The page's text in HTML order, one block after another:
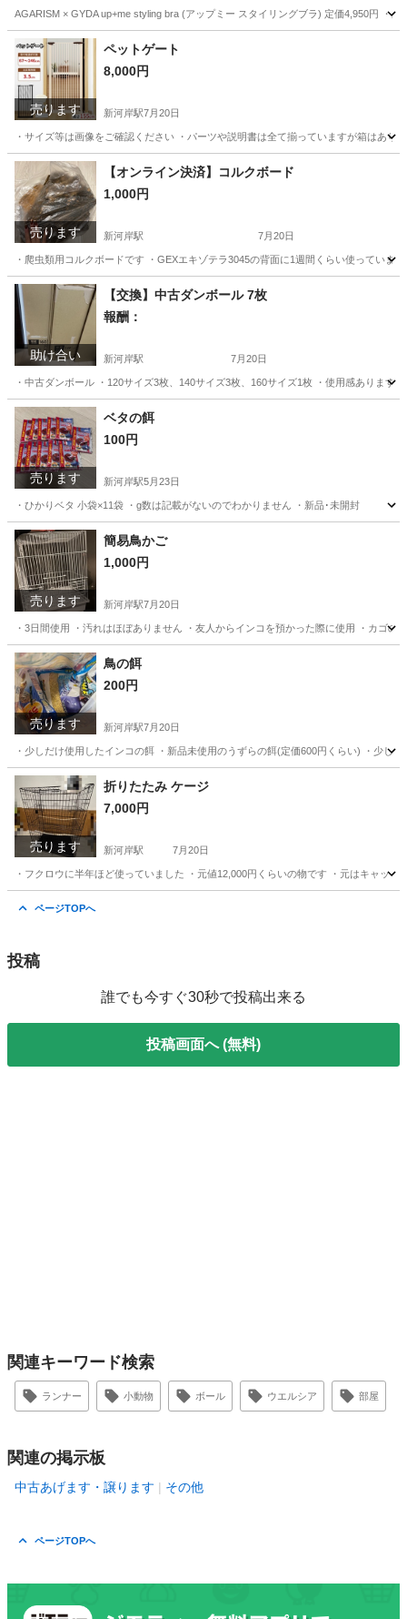
AGARISM × GYDA up+me styling bra (アップミー スタイリングブラ) 定価4,950円 ・
埼玉 川越市 新河岸駅
売ります
ペットゲート
8,000円
新河岸駅7月20日
・サイズ等は画像をご確認ください ・パーツや説明書は全て揃っていますが箱はあ
埼玉 川越市 新河岸駅 その他 ウエルシア
売ります
【オンライン決済】コルクボード
1,000円
新河岸駅 7月20日
・爬虫類用コルクボードです ・GEXエキゾテラ3045の背面に1週間くらい使ってい
埼玉 川越市 新河岸駅 その他 コルクボード
助け合い
【交換】中古ダンボール 7枚
報酬：
新河岸駅 7月20日
・中古ダンボール ・120サイズ3枚、140サイズ3枚、160サイズ1枚 ・使用感ありま
埼玉 川越市 新河岸駅
売ります
ベタの餌
100円
新河岸駅5月23日
・ひかりベタ 小袋×11袋 ・g数は記載がないのでわかりません ・新品･未開封
埼玉 川越市 新河岸駅
売ります
簡易鳥かご
1,000円
新河岸駅7月20日
・3日間使用 ・汚れはほぼありません ・友人からインコを預かった際に使用 ・カゴ
埼玉 川越市 新河岸駅
売ります
鳥の餌
200円
新河岸駅7月20日
・少しだけ使用したインコの餌 ・新品未使用のうずらの餌(定価600円くらい) ・少し
埼玉 川越市 新河岸駅 その他
売ります
折りたたみ ケージ
7,000円
新河岸駅 7月20日
・フクロウに半年ほど使っていました ・元値12,000円くらいの物です ・元はキャッ
ページTOPへ
投稿
誰でも今すぐ30秒で投稿出来る
投稿画面へ (無料)
関連キーワード検索
ランナー 小動物 ボール ウエルシア 部屋
関連の掲示板
中古あげます・譲ります その他
ページTOPへ